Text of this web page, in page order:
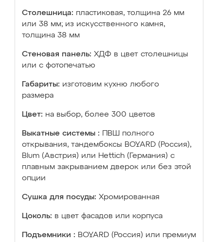
Столешница: пластиковая, толщина 26 мм
или 38 мм; из искусственного камня,
толщина 38 мм
Стеновая панель: ХДФ в цвет столешницы
или с фотопечатью
Габариты: изготовим кухню любого
размера
Цвет: на выбор, более 300 цветов
Выкатные системы :
ПВШ полного
открывания, тандембоксы BOYARD (Россия),
Blum (Австрия) или Hettich (Германия) с
плавным закрыванием дверок или без этой
опции
Сушка для посуды: Хромированная
Цоколь: в цвет фасадов или корпуса
Подъемники : BOYARD (Россия) или премиум